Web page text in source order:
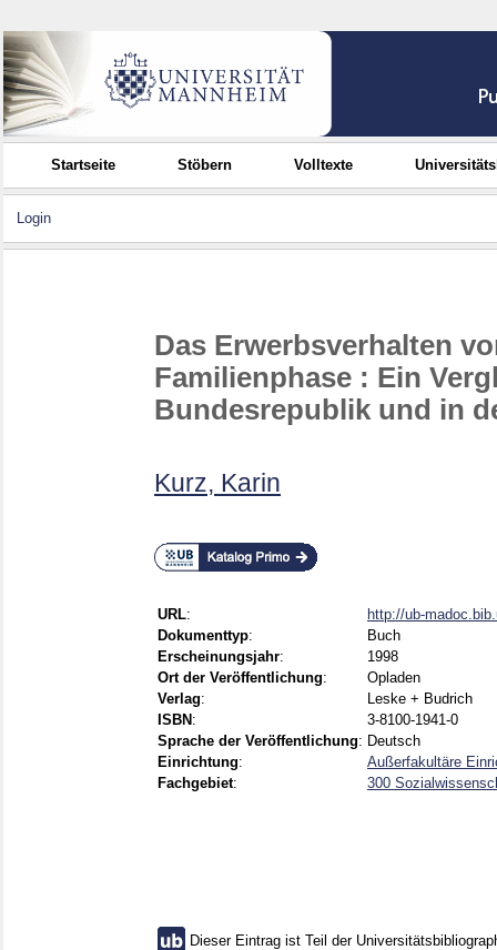
Startseite Stöbern Volltexte
Login
Das Erwerbsverhalten
Familienphase : Ein
Bundesrepublik und in
Kurz, Karin
URL:
http://ub-
Dokumenttyp:
Buch
Erscheinungsjahr:
1998
Ort der Veröffentlichung:
Opladen
Verlag:
Leske + Budrich
ISBN :
3-8100-1941-0
Sprache der Veröffentlichung: Deutsch
Einrichtung:
Außerfakultäre
Fachgebiet: 300
Dieser Eintrag ist Teil der